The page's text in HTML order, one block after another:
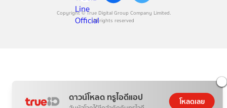
ดาวน์โหลด ทรูไอดีแอป โหลดเลย
Copyright © True Digital Group Company Limited.
All rights reserved